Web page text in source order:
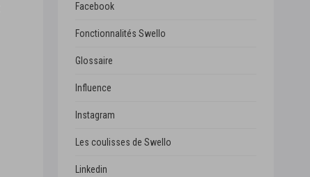
Facebook
Fonctionnalités Swello
Glossaire
Influence
Instagram
Les coulisses de Swello
Linkedin